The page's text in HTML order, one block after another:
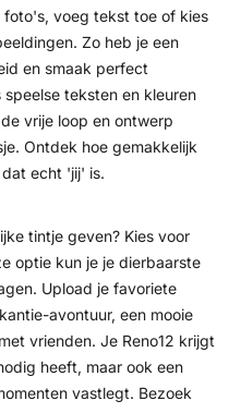
voeg tekst toe of kies
Zo heb je een
en smaak perfect
teksten en kleuren
vrije loop en ontwerp
Ontdek hoe gemakkelijk
echt 'jij' is.
tintje geven? Kies voor
optie kun je je dierbaarste
Upload je favoriete
avontuur, een mooie
vrienden. Je Reno12 krijgt
heeft, maar ook een
vastlegt. Bezoek